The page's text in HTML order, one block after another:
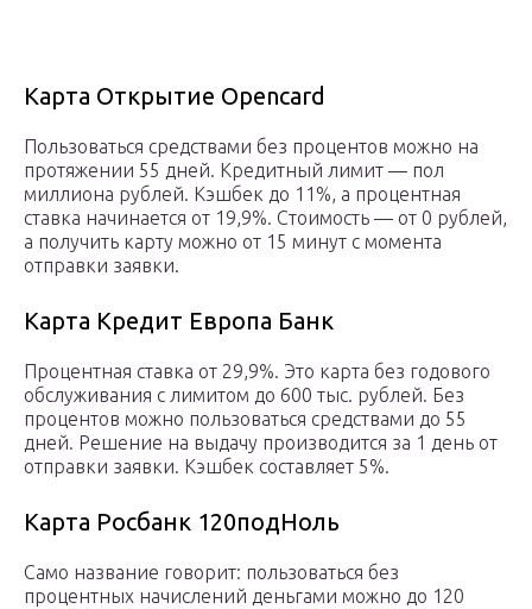
Карта Открытие Opencard
Пользоваться средствами без процентов можно на
протяжении 55 дней. Кредитный лимит — пол
миллиона рублей. Кэшбек до 11%, а процентная
ставка начинается от 19,9%. Стоимость — от 0 рублей,
а получить карту можно от 15 минут с момента
отправки заявки.
Карта Кредит Европа Банк
Процентная ставка от 29,9%. Это карта без годового
обслуживания с лимитом до 600 тыс. рублей. Без
процентов можно пользоваться средствами до 55
дней. Решение на выдачу производится за 1 день от
отправки заявки. Кэшбек составляет 5%.
Карта Росбанк 120подНоль
Само название говорит: пользоваться без
процентных начислений деньгами можно до 120